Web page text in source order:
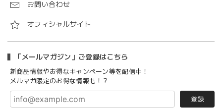
お問い合わせ
オフィシャルサイト
「メールマガジン」ご登録はこちら
新商品情報やお得なキャンペーン等を配信中！
メルマガ限定のお得な情報も！？
登録